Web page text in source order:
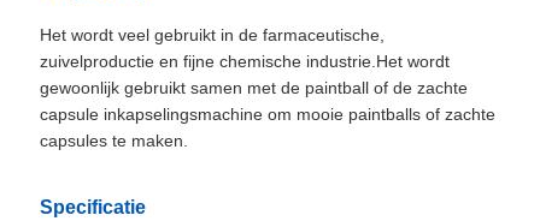
Het wordt veel gebruikt in de farmaceutische,
zuivelproductie en fijne chemische industrie.Het wordt
gewoonlijk gebruikt samen met de paintball of de zachte
capsule inkapselingsmachine om mooie paintballs of zachte
capsules te maken.
Specificatie